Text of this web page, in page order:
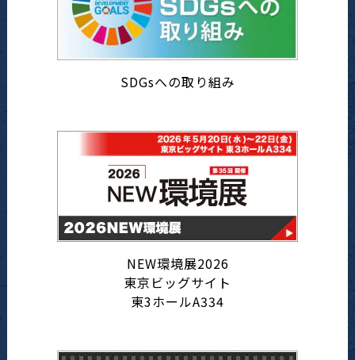
SDGsへの取り組み
NEW環境展2026
東京ビッグサイト
東3ホールA334